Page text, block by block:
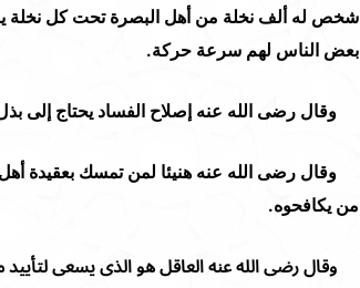
شخص له ألف نخلة من أهل البصرة تحت كل نخلة
بعض الناس لهم سرعة حركة.
وقال رضى الله عنه إصلاح الفساد يحتاج إلى بذل
وقال رضى الله عنه هنيئا لمن تمسك بعقيدة أهل
من يكافحوه.
وقال رضى الله عنه العاقل هو الذى يسعى